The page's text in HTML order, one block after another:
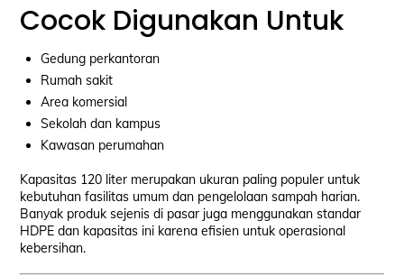
Cocok Digunakan Untuk
Gedung perkantoran
Rumah sakit
Area komersial
Sekolah dan kampus
Kawasan perumahan
Kapasitas 120 liter merupakan ukuran paling populer untuk
kebutuhan fasilitas umum dan pengelolaan sampah harian.
Banyak produk sejenis di pasar juga menggunakan standar
HDPE dan kapasitas ini karena efisien untuk operasional
kebersihan.